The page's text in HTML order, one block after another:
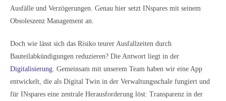
Ausfälle und Verzögerungen. Genau hier setzt INspares mit seinem
Obsoleszenz Management an.
Doch wie lässt sich das Risiko teurer Ausfallzeiten durch
Bauteilabkündigungen reduzieren? Die Antwort liegt in der
Digitalisierung . Gemeinsam mit unserem Team haben wir eine App
entwickelt, die als Digital Twin in der Verwaltungsschale fungiert und
für INspares eine zentrale Herausforderung löst: Transparenz in der